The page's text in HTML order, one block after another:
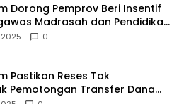
Dorong Pemprov Beri Insentif
Madrasah dan Pendidikan
0
Pastikan Reses Tak
Pemotongan Transfer Dana